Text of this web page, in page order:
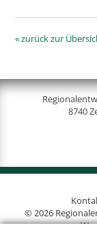
« zurück zur
8740
© 2026